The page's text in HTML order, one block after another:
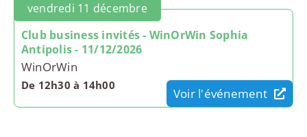
vendredi 11 décembre
Club business invités - WinOrWin Sophia
Antipolis - 11/12/2026
WinOrWin
De 12h30 à 14h00
Voir l'événement